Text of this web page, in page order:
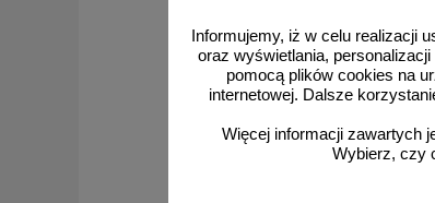
Informujemy, iż w celu realizacji
oraz wyświetlania,
pomocą plików cookies na
internetowej. Dalsze
Więcej informacji zawartych
Wybierz, czy